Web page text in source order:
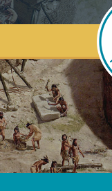
Haliliye
Spor
Kültür
Sanat
Güncel
İletişim